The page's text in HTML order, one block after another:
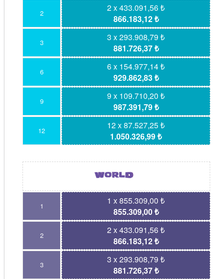
2
2 x 433.091,56 ₺
866.183,12 ₺
3
3 x 293.908,79 ₺
881.726,37 ₺
6
6 x 154.977,14 ₺
929.862,83 ₺
9
9 x 109.710,20 ₺
987.391,79 ₺
12
12 x 87.527,25 ₺
1.050.326,99 ₺
1
1 x 855.309,00 ₺
855.309,00 ₺
2
2 x 433.091,56 ₺
866.183,12 ₺
3
3 x 293.908,79 ₺
881.726,37 ₺